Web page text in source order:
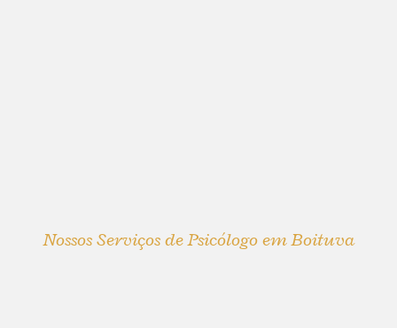
Nossos Serviços de Psicólogo em Boituva